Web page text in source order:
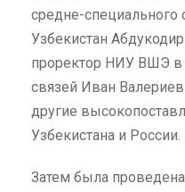
средне-специального
Узбекистан
проректор НИУ ВШЭ в
связей Иван
другие
Узбекистана и России.
Затем была